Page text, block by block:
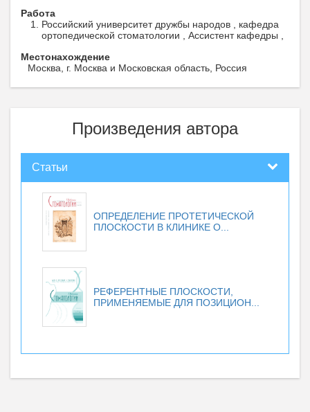
Работа
Российский университет дружбы народов , кафедра
ортопедической стоматологии , Ассистент кафедры ,
Местонахождение
Москва, г. Москва и Московская область, Россия
Произведения автора
Статьи
ОПРЕДЕЛЕНИЕ ПРОТЕТИЧЕСКОЙ
ПЛОСКОСТИ В КЛИНИКЕ О...
РЕФЕРЕНТНЫЕ ПЛОСКОСТИ,
ПРИМЕНЯЕМЫЕ ДЛЯ ПОЗИЦИОН...